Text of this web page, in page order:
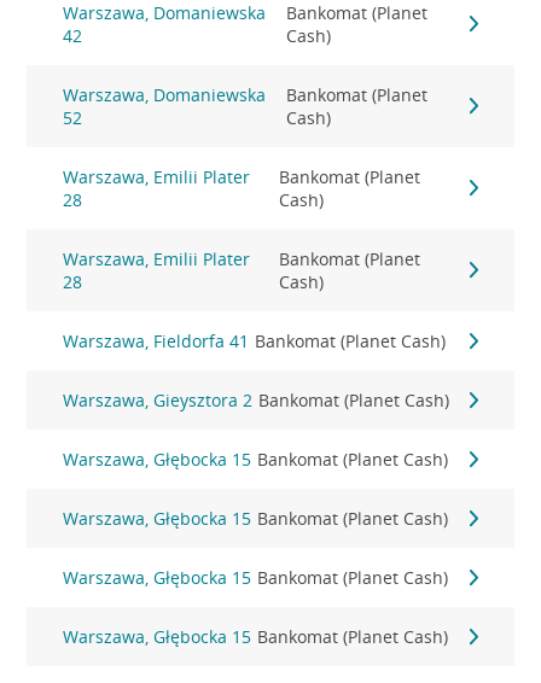
Warszawa, Domaniewska
42
Bankomat (Planet
Cash)
Warszawa, Domaniewska
52
Bankomat (Planet
Cash)
Warszawa, Emilii Plater
28
Bankomat (Planet
Cash)
Warszawa, Emilii Plater
28
Bankomat (Planet
Cash)
Warszawa, Fieldorfa 41 Bankomat (Planet Cash)
Warszawa, Gieysztora 2 Bankomat (Planet Cash)
Warszawa, Głębocka 15 Bankomat (Planet Cash)
Warszawa, Głębocka 15 Bankomat (Planet Cash)
Warszawa, Głębocka 15 Bankomat (Planet Cash)
Warszawa, Głębocka 15 Bankomat (Planet Cash)